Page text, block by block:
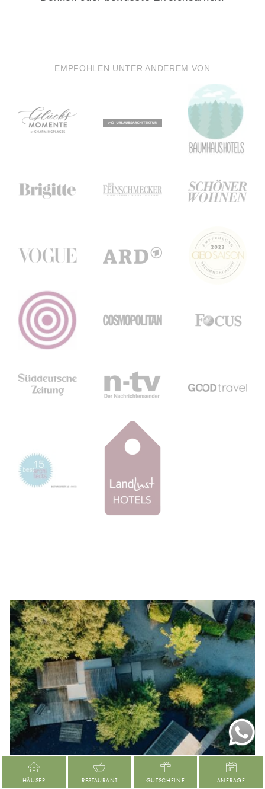
EMPFOHLEN UNTER ANDEREM VON
HÄUSER RESTAURANT GUTSCHEINE ANFRAGE